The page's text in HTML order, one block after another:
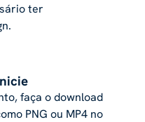
ter
faça o download
PNG ou MP4 no